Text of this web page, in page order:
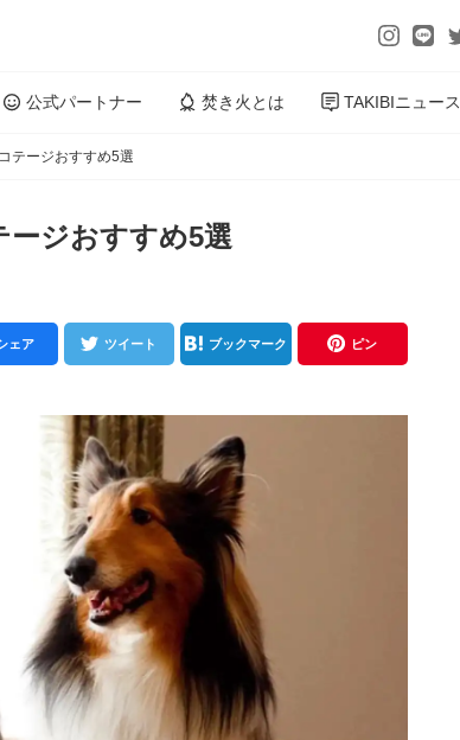
公式パートナー 焚き火とは TAKIBIニュース
テージおすすめ5選
ージおすすめ5選
ェア ツイート ブックマーク ピン